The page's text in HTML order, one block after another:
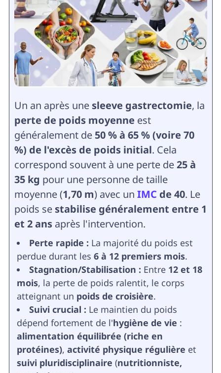
Un an après une sleeve gastrectomie, la
perte de poids moyenne est
généralement de 50 % à 65 % (voire 70
%) de l'excès de poids initial. Cela
correspond souvent à une perte de25 à
35 kg pour une personne de taille
moyenne (1,70 m) avec un IMC de 40. Le
poids se stabilise généralement entre 1
et 2 ansaprès l'intervention.
Perte rapide : La majorité du poids est
perdue durant les 6 à 12 premiers mois.
Stagnation/Stabilisation : Entre 12 et 18
mois, la perte de poids ralentit, le corps
atteignant un poids de croisière.
Suivi crucial : Le maintien du poids
dépend fortement de l'hygiène de vie :
alimentation équilibrée (riche en
protéines), activité physique régulière et
suivi pluridisciplinaire (nutritionniste,